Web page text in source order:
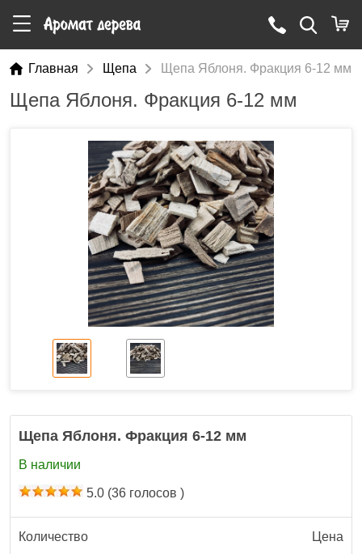
Главная Щепа Щепа Яблоня. Фракция 6-12 мм
Щепа Яблоня. Фракция 6-12 мм
Щепа Яблоня. Фракция 6-12 мм
В наличии
5.0 (36 голосов )
Количество Цена